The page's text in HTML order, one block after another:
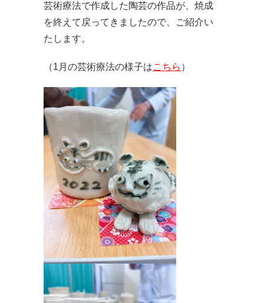
芸術療法で作成した陶芸の作品が、焼成
を終えて戻ってきましたので、ご紹介い
たします。
（1月の芸術療法の様子はこちら ）